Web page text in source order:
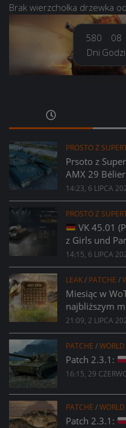
Brak wierzchołka drzewka
580
Dni
08
PROSTO Z
Prsoto z
AMX 29 Bélier
14:23, 6 LIPCA
PROSTO Z
VK 45.01
z Girls und
14:15, 6 LIPCA
LEAK/ PATCHE /
Miesiąc w
najbliższym
21:09, 2 LIPCA
PATCHE /
Patch 2.3.1:
16:15, 29
PATCHE /
Patch 2.3.1: